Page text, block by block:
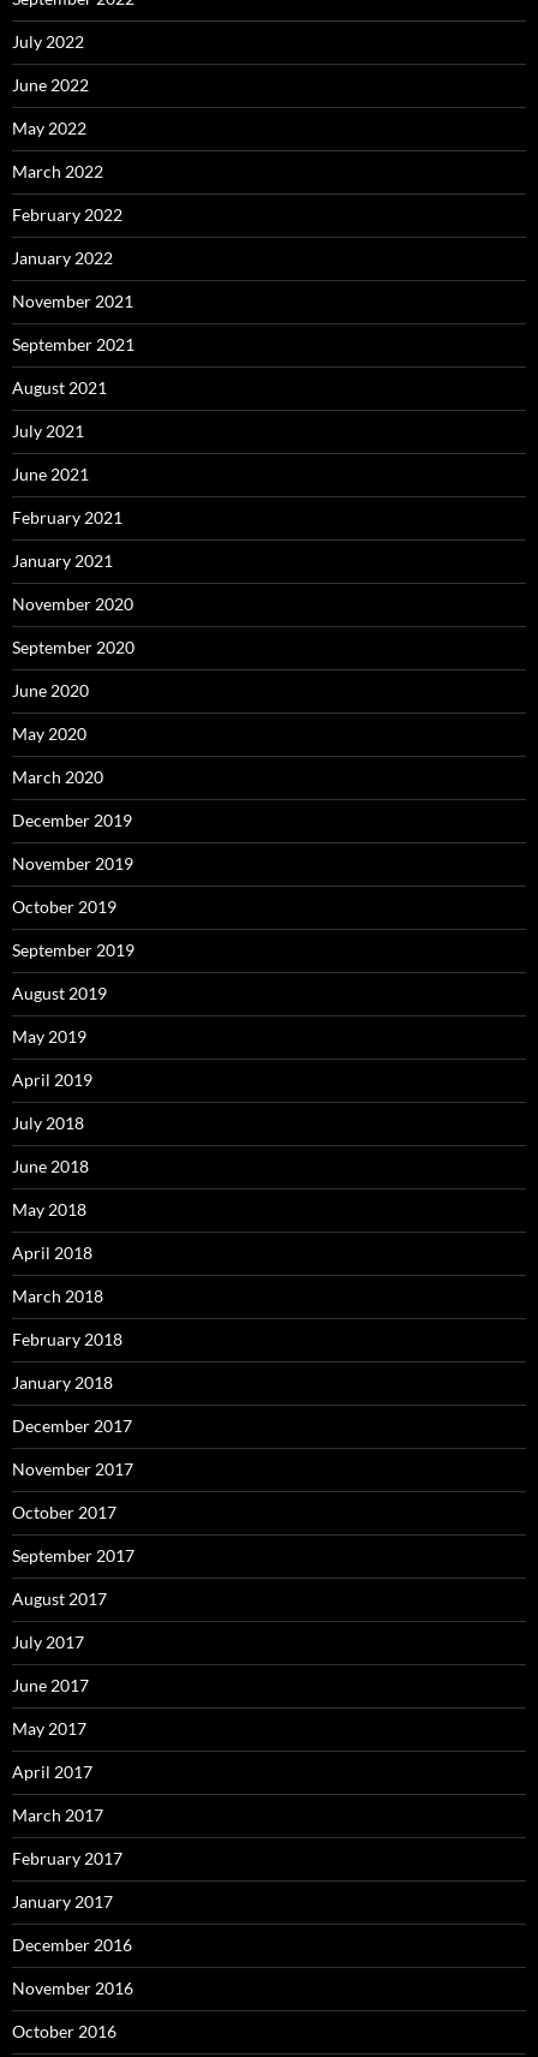
July 2022
June 2022
May 2022
March 2022
February 2022
January 2022
November 2021
September 2021
August 2021
July 2021
June 2021
February 2021
January 2021
November 2020
September 2020
June 2020
May 2020
March 2020
December 2019
November 2019
October 2019
September 2019
August 2019
May 2019
April 2019
July 2018
June 2018
May 2018
April 2018
March 2018
February 2018
January 2018
December 2017
November 2017
October 2017
September 2017
August 2017
July 2017
June 2017
May 2017
April 2017
March 2017
February 2017
January 2017
December 2016
November 2016
October 2016